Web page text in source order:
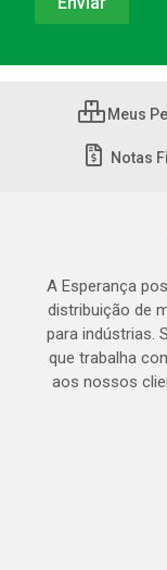
Meus
Notas
A Esperança
distribuição de
para indústrias.
que trabalha
aos nossos